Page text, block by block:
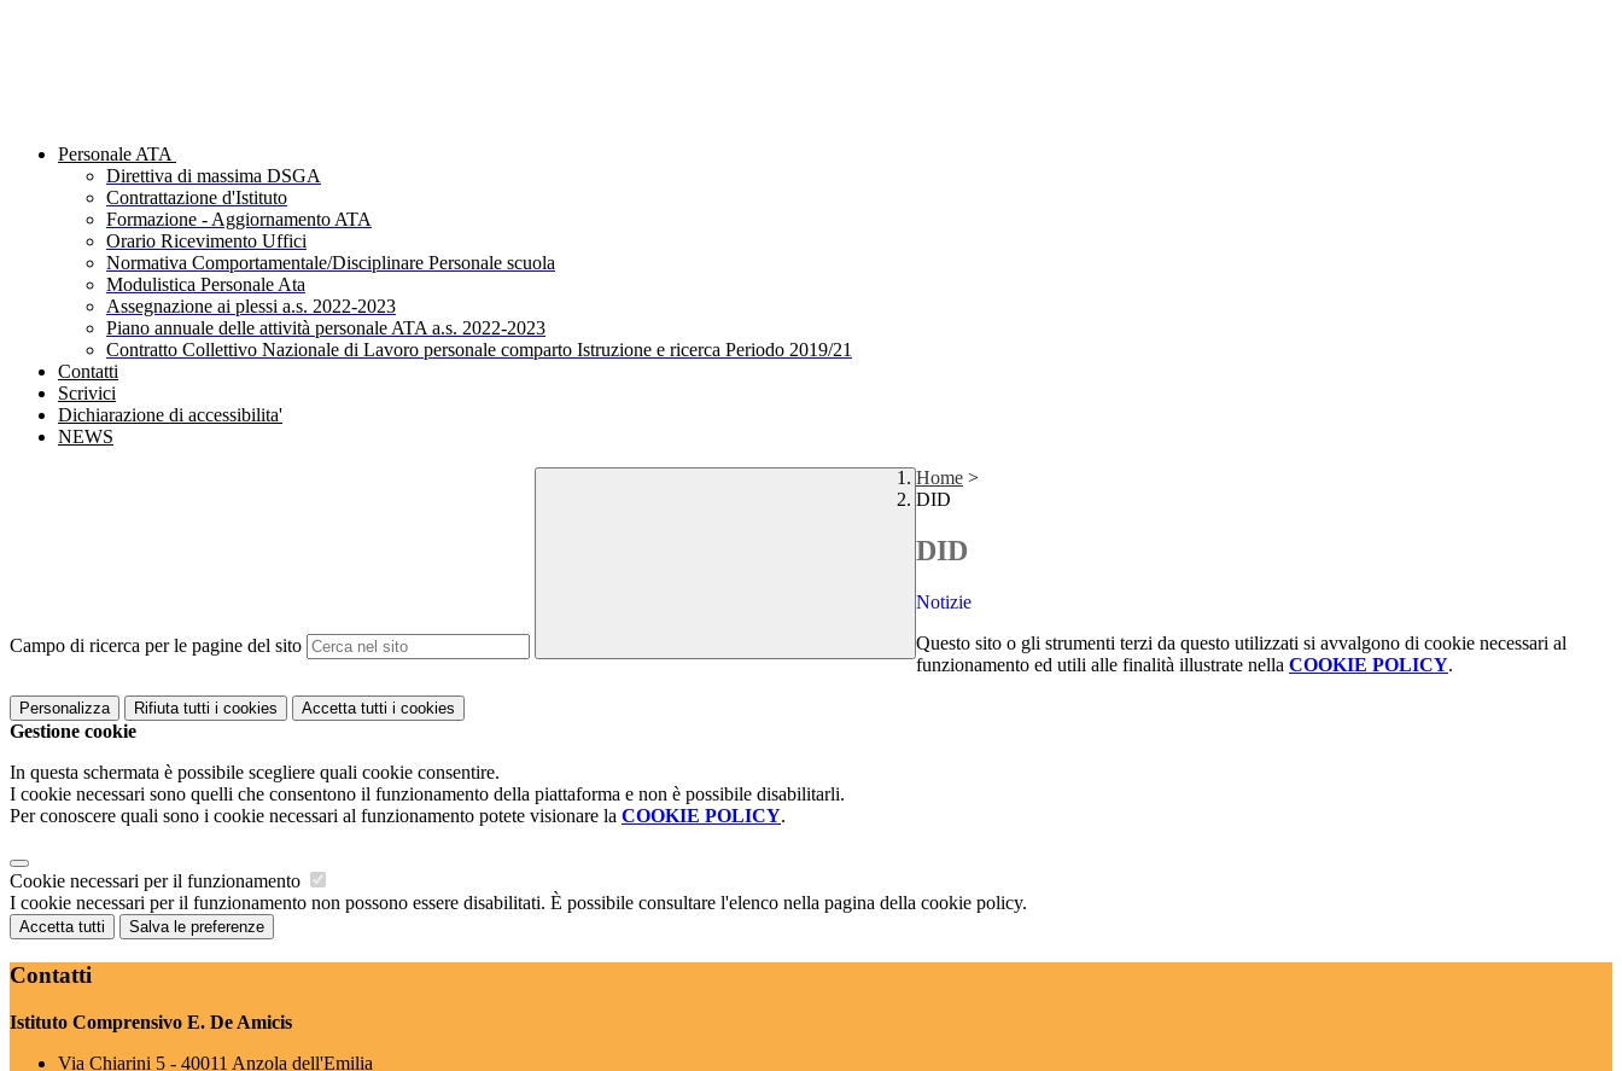
Personale ATA
Direttiva di massima DSGA
Contrattazione d'Istituto
Formazione - Aggiornamento ATA
Orario Ricevimento Uffici
Normativa Comportamentale/Disciplinare Personale scuola
Modulistica Personale Ata
Assegnazione ai plessi a.s. 2022-2023
Piano annuale delle attività personale ATA a.s. 2022-2023
Contratto Collettivo Nazionale di Lavoro personale comparto Istruzione e ricerca Periodo 2019/21
Contatti
Scrivici
Dichiarazione di accessibilita'
NEWS
Campo di ricerca per le pagine del sito
Home >
DID
DID
Notizie
Questo sito o gli strumenti terzi da questo utilizzati si avvalgono di cookie necessari al
funzionamento ed utili alle finalità illustrate nella COOKIE POLICY.
Personalizza Rifiuta tutti i cookies Accetta tutti i cookies
Gestione cookie
In questa schermata è possibile scegliere quali cookie consentire.
I cookie necessari sono quelli che consentono il funzionamento della piattaforma e non è possibile disabilitarli.
Per conoscere quali sono i cookie necessari al funzionamento potete visionare la COOKIE POLICY.
Cookie necessari per il funzionamento
I cookie necessari per il funzionamento non possono essere disabilitati. È possibile consultare l'elenco nella pagina della cookie policy.
Accetta tutti Salva le preferenze
Contatti
Istituto Comprensivo E. De Amicis
Via Chiarini 5 - 40011 Anzola dell'Emilia